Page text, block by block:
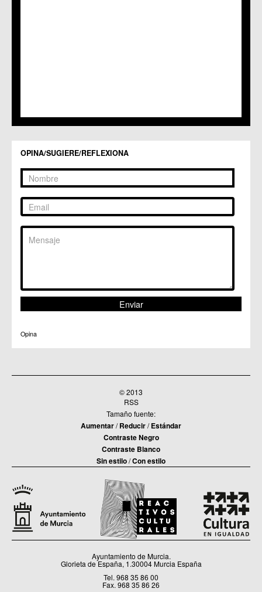
OPINA/SUGIERE/REFLEXIONA
Opina
© 2013
RSS
Tamaño fuente:
Aumentar/Reducir/Estándar
Contraste Negro
Contraste Blanco
Sin estilo/Con estilo
Ayuntamiento de Murcia.
Glorieta de España, 1.30004 Murcia España
Tel. 968 35 86 00
Fax. 968 35 86 26